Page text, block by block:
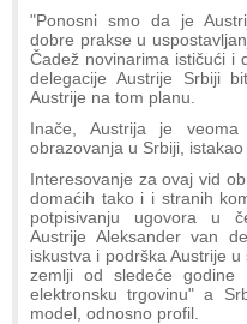
"Ponosni smo da je
dobre prakse u
Čadež novinarima ističući i
delegacije Austrije Srbiji
Austrije na tom planu.
Inače, Austrija je veoma
obrazovanja u Srbiji, istakao
Interesovanje za ovaj vid
domaćih tako i i stranih
potpisivanju ugovora u
Austrije Aleksander van
iskustva i podrška Austrije
zemlji od sledeće godine
elektronsku trgovinu" a
model, odnosno profil.